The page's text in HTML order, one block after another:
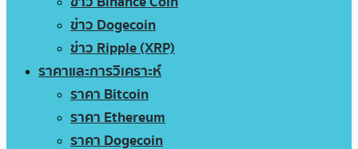
ข่าว Dogecoin
ข่าว Ripple (XRP)
ราคาและการวิเคราะห์
ราคา Bitcoin
ราคา Ethereum
ราคา Dogecoin